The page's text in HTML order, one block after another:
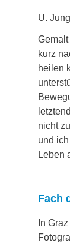
U.
kurz
heilen
nicht
und
Leben
Fach
In